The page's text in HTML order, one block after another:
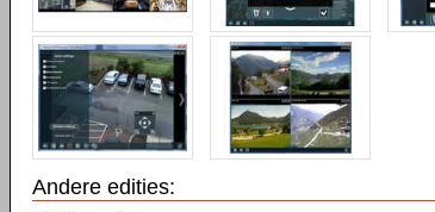
Andere edities: